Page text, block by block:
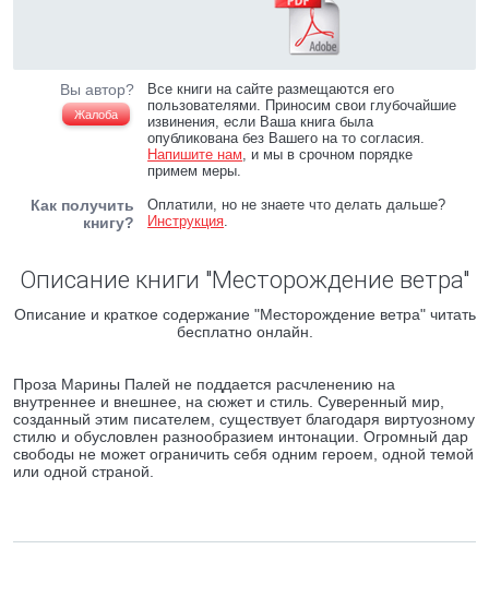
Вы автор?
Жалоба
Все книги на сайте размещаются его
пользователями. Приносим свои глубочайшие
извинения, если Ваша книга была
опубликована без Вашего на то согласия.
Напишите нам, и мы в срочном порядке
примем меры.
Как получить
книгу?
Оплатили, но не знаете что делать дальше?
Инструкция.
Описание книги "Месторождение ветра"
Описание и краткое содержание "Месторождение ветра" читать
бесплатно онлайн.
Проза Марины Палей не поддается расчленению на
внутреннее и внешнее, на сюжет и стиль. Суверенный мир,
созданный этим писателем, существует благодаря виртуозному
стилю и обусловлен разнообразием интонации. Огромный дар
свободы не может ограничить себя одним героем, одной темой
или одной страной.